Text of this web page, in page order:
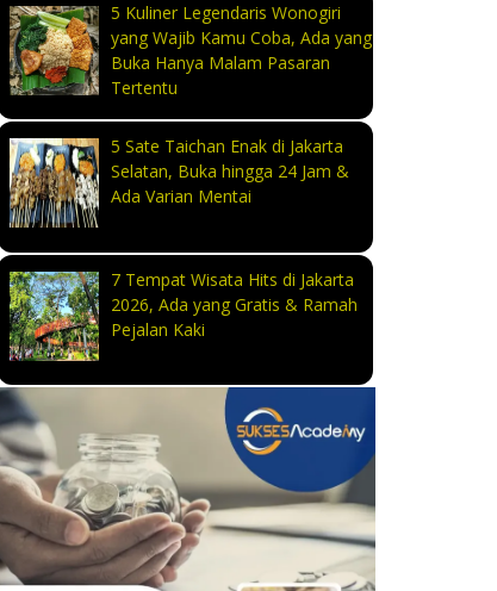
5 Kuliner Legendaris Wonogiri
yang Wajib Kamu Coba, Ada yang
Buka Hanya Malam Pasaran
Tertentu
5 Sate Taichan Enak di Jakarta
Selatan, Buka hingga 24 Jam &
Ada Varian Mentai
7 Tempat Wisata Hits di Jakarta
2026, Ada yang Gratis & Ramah
Pejalan Kaki